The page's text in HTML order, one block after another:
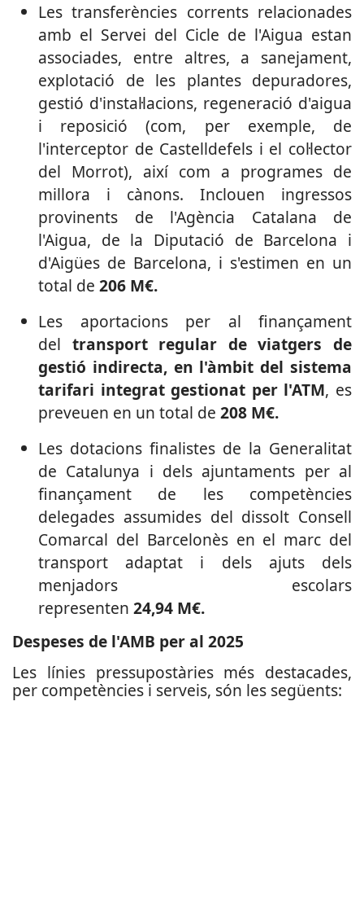
Les transferències corrents relacionades
amb el Servei del Cicle de l'Aigua estan
associades, entre altres, a sanejament,
explotació de les plantes depuradores,
gestió d'instal·lacions, regeneració d'aigua
i reposició (com, per exemple, de
l'interceptor de Castelldefels i el col·lector
del Morrot), així com a programes de
millora i cànons. Inclouen ingressos
provinents de l'Agència Catalana de
l'Aigua, de la Diputació de Barcelona i
d'Aigües de Barcelona, i s'estimen en un
total de 206 M€.
Les aportacions per al finançament
del transport regular de viatgers de
gestió indirecta, en l'àmbit del sistema
tarifari integrat gestionat per l'ATM, es
preveuen en un total de 208 M€.
Les dotacions finalistes de la Generalitat
de Catalunya i dels ajuntaments per al
finançament de les competències
delegades assumides del dissolt Consell
Comarcal del Barcelonès en el marc del
transport adaptat i dels ajuts dels
menjadors escolars
representen 24,94 M€.
Despeses de l'AMB per al 2025
Les línies pressupostàries més destacades,
per competències i serveis, són les següents: